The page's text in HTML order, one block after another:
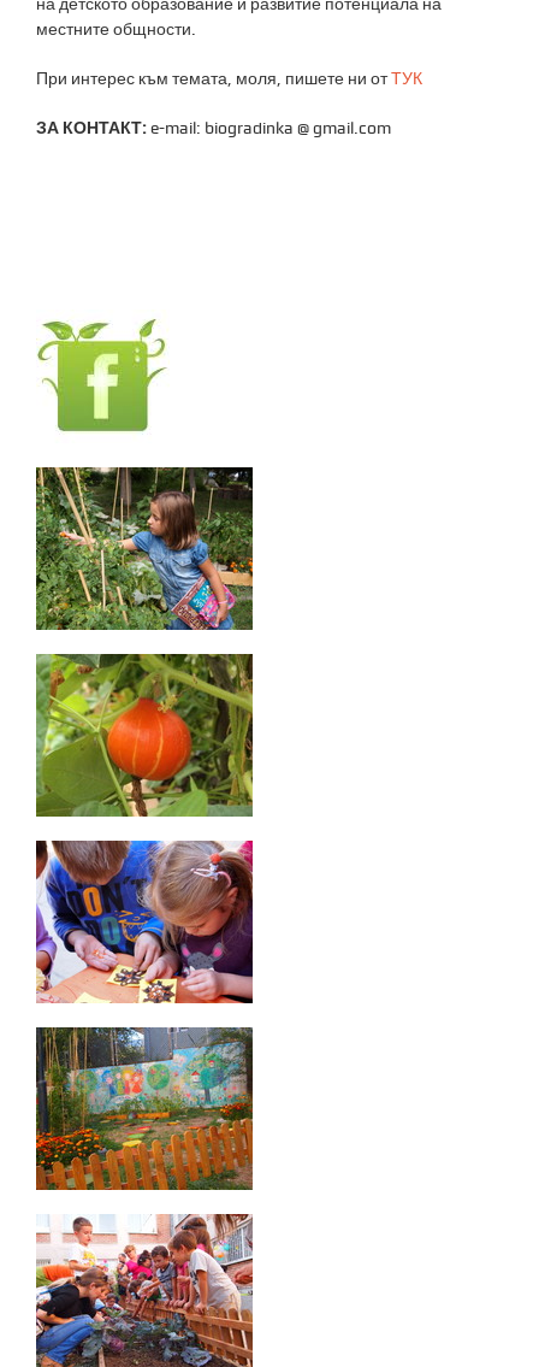
местните общности.
При интерес към темата, моля, пишете ни отТУК
ЗА КОНТАКТ:e-mail: biogradinka @ gmail.com